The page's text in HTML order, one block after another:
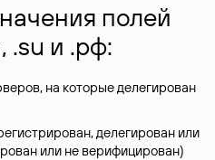
полей
.su и .рф:
на которые делегирован
делегирован или
или не верифицирован)